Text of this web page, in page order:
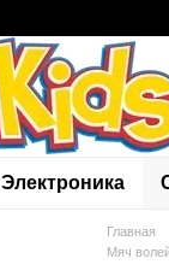
Электроника
Главная
Мяч